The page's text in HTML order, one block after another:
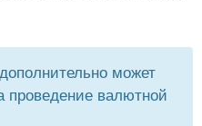
может
проведение валютной